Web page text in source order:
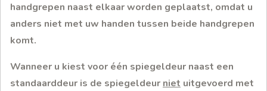
handgrepen naast elkaar worden geplaatst, omdat u
anders niet met uw handen tussen beide handgrepen
komt.
Wanneer u kiest voor één spiegeldeur naast een
standaarddeur is de spiegeldeur niet uitgevoerd met